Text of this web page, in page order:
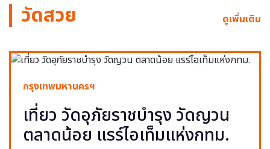
วัดสวย ดูเพิ่มเติม
กรุงเทพมหานครฯ
เที่ยว วัดอุภัยราชบำรุง วัดญวน
ตลาดน้อย แรร์ไอเท็มแห่งกทม.